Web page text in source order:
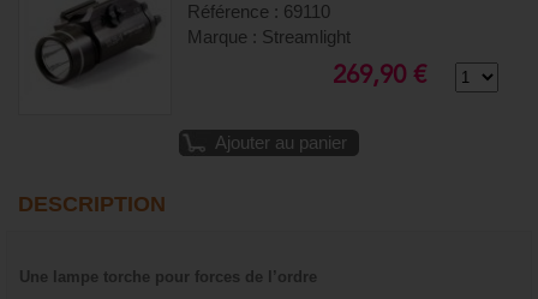
Référence : 69110
Marque : Streamlight
269,90 €
Ajouter au panier
DESCRIPTION
Une lampe torche pour forces de l’ordre